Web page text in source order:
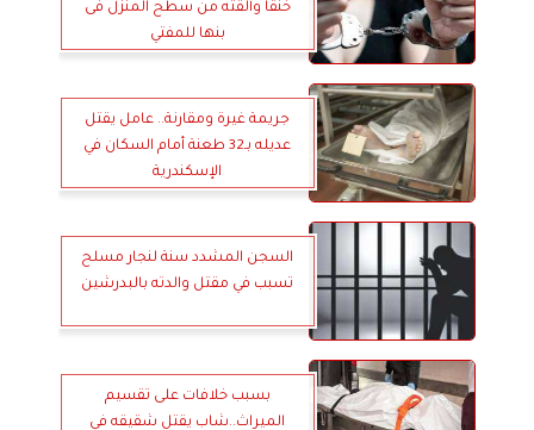
خنقا وألقته من سطح المنزل فى
بنها للمفتي
جريمة غيرة ومقارنة.. عامل يقتل
عديله بـ32 طعنة أمام السكان في
الإسكندرية
السجن المشدد سنة لنجار مسلح
تسبب في مقتل والدته بالبدرشين
بسبب خلافات على تقسيم
الميراث..شاب يقتل شقيقه في